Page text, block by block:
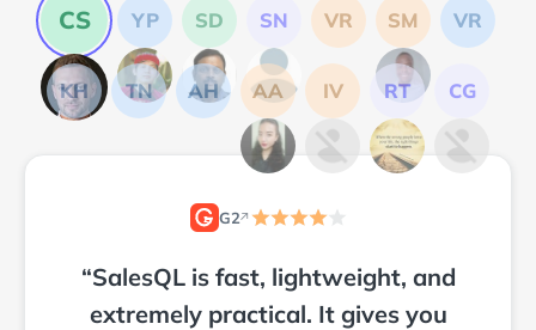
CS YP SD SN VR SM VR
KH TN AH AA IV RT CG
2 G2↗
“SalesQL is fast, lightweight, and
extremely practical. It gives you